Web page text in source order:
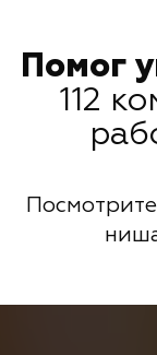
Помог
112